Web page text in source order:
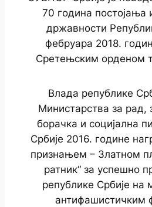
70 година постојања
државности
фебруара 2018.
Сретењским орденом
Влада републике
Министарства за
борачка и социјална
Србије 2016. године
признањем – Златном
ратник“ за успешно
републике Србије на
антифашистичким